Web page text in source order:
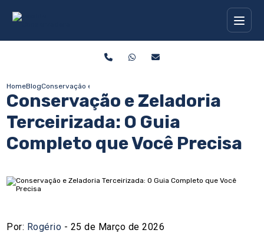
HomeBlogConservação e Zeladoria Terceirizada: O Guia Completo que Você
Conservação e Zeladoria
Terceirizada: O Guia
Completo que Você Precisa
Por: Rogério - 25 de Março de 2026